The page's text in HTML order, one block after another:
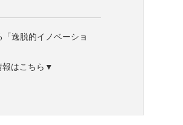
逸脱的イノベーショ
報はこちら▼